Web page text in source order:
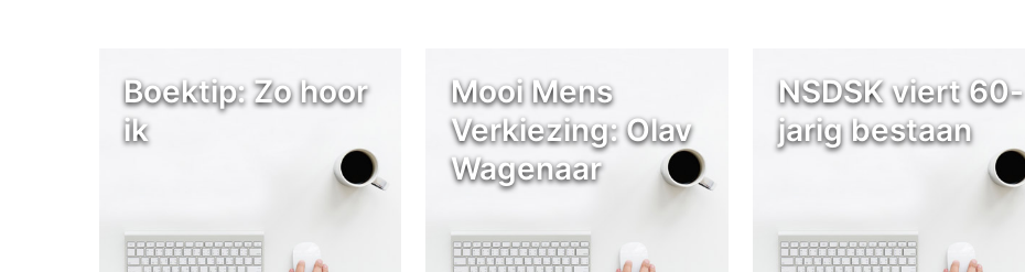
Boektip: Zo hoor
ik
Mooi Mens
Verkiezing: Olav
Wagenaar
NSDSK viert 60-
jarig bestaan